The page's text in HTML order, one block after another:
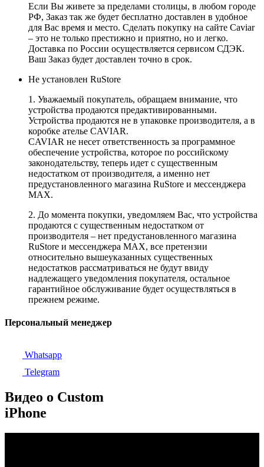
Если Вы живете за пределами столицы, в любом городе
РФ, Заказ так же будет бесплатно доставлен в удобное
для Вас время и место. Сделать покупку на сайте Caviar
– это не только престижно и приятно, но и легко.
Доставка по России осуществляется сервисом СДЭК.
Ваш Заказ будет доставлен точно в срок.
Не установлен RuStore
1. Уважаемый покупатель, обращаем внимание, что
устройства продаются предактивированными.
Устройства продаются не в упаковке производителя, а в
коробке ателье CAVIAR.
CAVIAR не несет ответственность за программное
обеспечение устройства, которое по российскому
законодательству, теперь идет с существенным
недостатком от производителя, а именно нет
предустановленного магазина RuStore и мессенджера
MAX.
2. До момента покупки, уведомляем Вас, что устройства
продаются с существенным недостатком от
производителя – нет предустановленного магазина
RuStore и мессенджера MAX, все претензии
относительно вышеуказанных существенных
недостатков рассматриваться не будут ввиду
надлежащего уведомления покупателя, остальное
гарантийное обслуживание будет осуществляться в
прежнем режиме.
Персональный менеджер
Whatsapp
Telegram
Видео о Custom
iPhone